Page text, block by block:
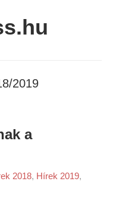
2019
a
2018, Hírek 2019,